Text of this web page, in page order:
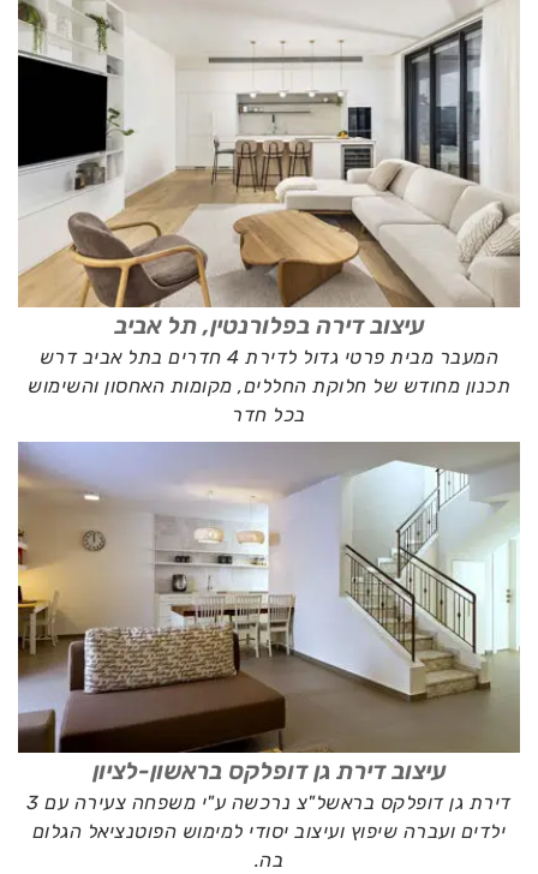
עיצוב דירה בפלורנטין, תל אביב
המעבר מבית פרטי גדול לדירת 4 חדרים בתל אביב דרש
תכנון מחודש של חלוקת החללים, מקומות האחסון והשימוש
בכל חדר
עיצוב דירת גן דופלקס בראשון-לציון
דירת גן דופלקס בראשל"צ נרכשה ע"י משפחה צעירה עם 3
ילדים ועברה שיפוץ ועיצוב יסודי למימוש הפוטנציאל הגלום
בה.